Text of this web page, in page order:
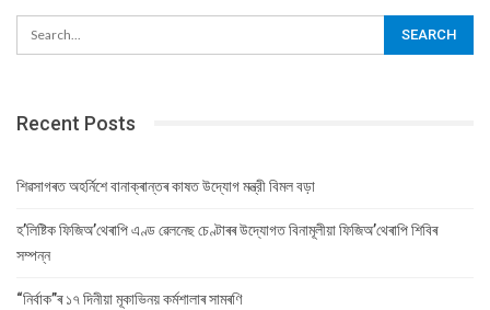
Recent Posts
শিৱসাগৰত অহৰ্নিশে বানাক্ৰান্তৰ কাষত উদ্যোগ মন্ত্রী বিমল বড়া
হ’লিষ্টিক ফিজিঅ’থেৰাপি এণ্ড ৱেলনেছ চেণ্টাৰৰ উদ্যোগত বিনামূলীয়া ফিজিঅ’থেৰাপি শিবিৰ
সম্পন্ন
“নিৰ্বাক”ৰ ১৭ দিনীয়া মূকাভিনয় কৰ্মশালাৰ সামৰণি